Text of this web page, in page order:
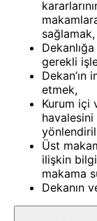
sağlamak,
gerekli
Dekan’ın
etmek,
Kurum içi
Üst
ilişkin
makama
Dekanın